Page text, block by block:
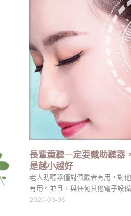
長輩重聽一定要戴助聽器
是越小越好
老人助聽器僅對佩戴者有用，對
有用。並且，與任何其他電子設
能會受到多種因素的影響。首次
試和安裝後，您的聽力學家將在
2020-03-06